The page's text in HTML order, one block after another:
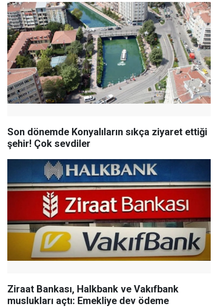
Son dönemde Konyalıların sıkça ziyaret ettiği
şehir! Çok sevdiler
Ziraat Bankası, Halkbank ve Vakıfbank
muslukları açtı: Emekliye dev ödeme